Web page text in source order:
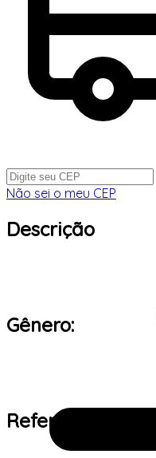
Não sei o meu CEP
Descrição
Gênero:
Referência de